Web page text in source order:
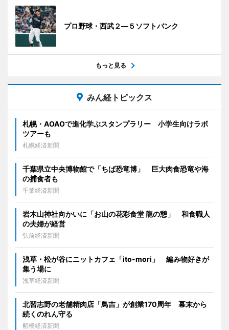
プロ野球・西武２―５ソフトバンク
もっと見る
みん経トピックス
札幌・AOAOで進化学ぶスタンプラリー 小学生向けラボ
ツアーも
札幌経済新聞
千葉県立中央博物館で「ちば恐竜博」 巨大肉食恐竜や海
の捕食者も
千葉経済新聞
岩木山神社向かいに「お山の花彩食堂 龍の憩」 和食職人
の夫婦が経営
弘前経済新聞
浅草・松が谷にニットカフェ「ito-mori」 編み物好きが
集う場に
浅草経済新聞
北習志野の老舗精肉店「鳥吉」が創業170周年 幕末から
続くのれん守る
船橋経済新聞